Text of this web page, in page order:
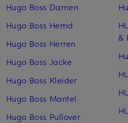
Hugo Boss Damen
Hugo Boss Hemd
Hugo Boss Herren
Hugo Boss Jacke
Hugo Boss Kleider
Hugo Boss Mantel
Hugo Boss Pullover
&